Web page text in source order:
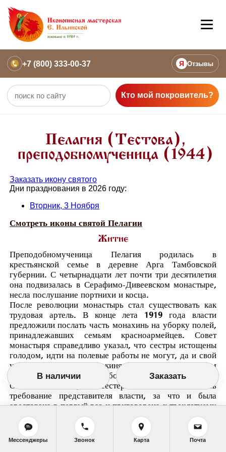
+7 (800) 333-00-37 Я Отзывы
Кто мой покровитель?
Пелагия (Тестова),
преподобномученица (1944)
Заказать икону святого
Дни празднования в 2026 году:
Вторник, 3 Ноября
Смотреть иконы святой Пелагии
Житие
Преподобномученица Пелагия родилась в
крестьянской семье в деревне Арга Тамбовской
губернии. С четырнадцати лет почти три десятилетия
она подвизалась в Серафимо-Дивеевском монастыре,
несла послушание портнихи и косца.
После революции монастырь стал существовать как
трудовая артель. В конце лета 1919 года власти
предложили послать часть монахинь на уборку полей,
принадлежавших семьям красноармейцев. Совет
монастыря справедливо указал, что сестры истощены
голодом, идти на полевые работы не могут, да и свой
урожай не убран. Инокиня Пелагия была членом
совета и заведующей рабочими силами монастыря.
Она пыталась защитить сестер и отказалась исполнить
требование представителя власти, за что и была
арестована в первый раз и приговорена к трехлетнему
заключению. Для расследования
контрреволюционности монастыря в Дивеево была
послана комиссия, которая установила невиновность
инокинь. Сестры были освобождены, а совет
В наличии Заказать
Мессенджеры Звонок Карта Почта